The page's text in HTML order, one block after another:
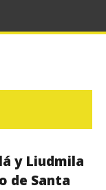
y Liudmila
de Santa